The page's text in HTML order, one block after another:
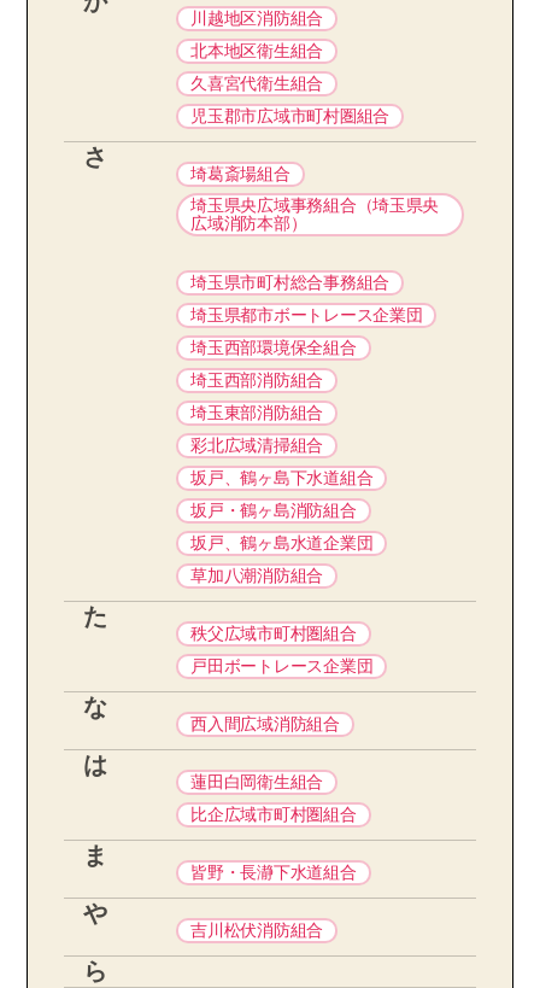
川越地区消防組合
北本地区衛生組合
久喜宮代衛生組合
児玉郡市広域市町村圏組合
さ
埼葛斎場組合
埼玉県央広域事務組合（埼玉県央
広域消防本部）
埼玉県市町村総合事務組合
埼玉県都市ボートレース企業団
埼玉西部環境保全組合
埼玉西部消防組合
埼玉東部消防組合
彩北広域清掃組合
坂戸、鶴ヶ島下水道組合
坂戸・鶴ヶ島消防組合
坂戸、鶴ヶ島水道企業団
草加八潮消防組合
た
秩父広域市町村圏組合
戸田ボートレース企業団
な
西入間広域消防組合
は
蓮田白岡衛生組合
比企広域市町村圏組合
ま
皆野・長瀞下水道組合
や
吉川松伏消防組合
ら